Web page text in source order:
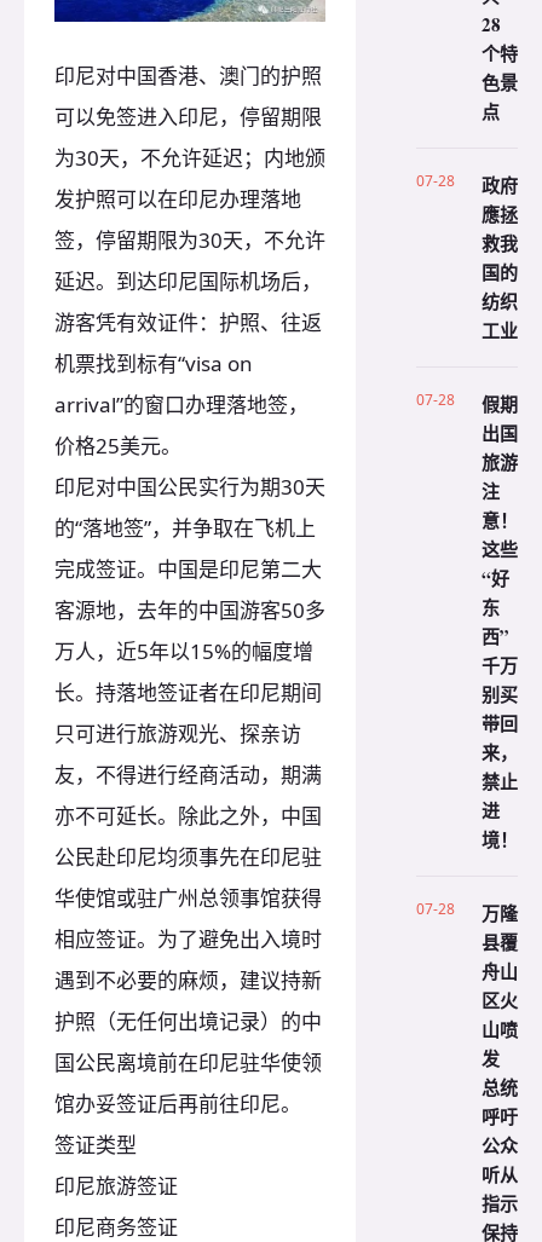
印尼对中国香港、澳门的护照
可以免签进入印尼，停留期限
为30天，不允许延迟；内地颁
发护照可以在印尼办理落地
签，停留期限为30天，不允许
延迟。到达印尼国际机场后，
游客凭有效证件：护照、往返
机票找到标有“visa on
arrival”的窗口办理落地签，
价格25美元。
印尼对中国公民实行为期30天
的“落地签”，并争取在飞机上
完成签证。中国是印尼第二大
客源地，去年的中国游客50多
万人，近5年以15%的幅度增
长。持落地签证者在印尼期间
只可进行旅游观光、探亲访
友，不得进行经商活动，期满
亦不可延长。除此之外，中国
公民赴印尼均须事先在印尼驻
华使馆或驻广州总领事馆获得
相应签证。为了避免出入境时
遇到不必要的麻烦，建议持新
护照（无任何出境记录）的中
国公民离境前在印尼驻华使领
馆办妥签证后再前往印尼。
签证类型
印尼旅游签证
印尼商务签证
28
个特
色景
点
07-28
政府
應拯
救我
国的
纺织
工业
07-28
假期
出国
旅游
注
意！
这些
“好
东
西”
千万
别买
带回
来，
禁止
进
境！
07-28
万隆
县覆
舟山
区火
山喷
发
总统
呼吁
公众
听从
指示
保持